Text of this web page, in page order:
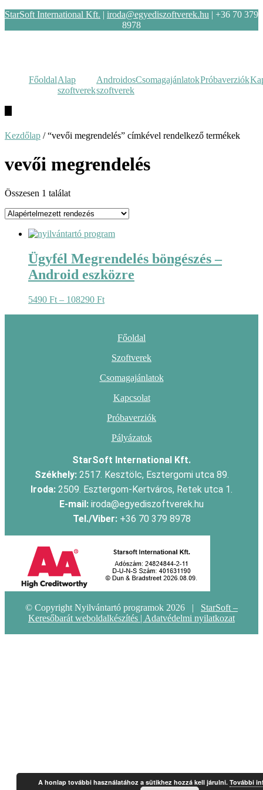
StarSoft International Kft. | iroda@egyediszoftverek.hu | +36 70 379
8978
FőoldalAlap
szoftverek
Androidos
szoftverek
CsomagajánlatokPróbaverziók
Kezdőlap / “vevői megrendelés” címkével rendelkező termékek
vevői megrendelés
Összesen 1 találat
Ügyfél Megrendelés böngészés –
Android eszközre
5490 Ft – 108290 FtÁrtartomány:
Főoldal
Szoftverek
Csomagajánlatok
Kapcsolat
Próbaverziók
Pályázatok
StarSoft International Kft.
Székhely:2517. Kesztölc, Esztergomi utca 89.
Iroda: 2509. Esztergom-Kertváros, Retek utca 1.
E-mail: iroda@egyediszoftverek.hu
Tel./Viber:+36 70 379 8978
© Copyright Nyilvántartó programok 2026 | StarSoft –
Keresőbarát weboldalkészítés | Adatvédelmi nyilatkozat
A honlap további használatához a sütikhez hozzá kell járulni. További